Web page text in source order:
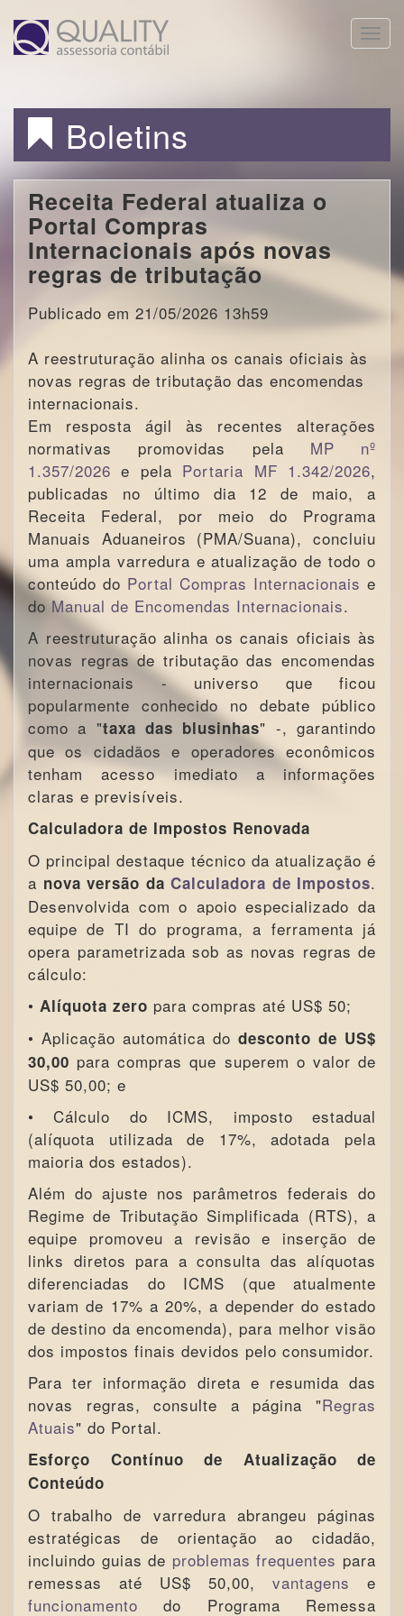
Toggle
Boletins
Receita Federal atualiza o
Portal Compras
Internacionais após novas
regras de tributação
Publicado em 21/05/2026 13h59
A reestruturação alinha os canais oficiais às
novas regras de tributação das encomendas
internacionais.
Em resposta ágil às recentes alterações
normativas promovidas pela MP nº
1.357/2026 e pela Portaria MF 1.342/2026,
publicadas no último dia 12 de maio, a
Receita Federal, por meio do Programa
Manuais Aduaneiros (PMA/Suana), concluiu
uma ampla varredura e atualização de todo o
conteúdo do Portal Compras Internacionais e
doManual de Encomendas Internacionais.
A reestruturação alinha os canais oficiais às
novas regras de tributação das encomendas
internacionais - universo que ficou
popularmente conhecido no debate público
como a "taxa das blusinhas" -, garantindo
que os cidadãos e operadores econômicos
tenham acesso imediato a informações
claras e previsíveis.
Calculadora de Impostos Renovada
O principal destaque técnico da atualização é
a nova versão da Calculadora de Impostos.
Desenvolvida com o apoio especializado da
equipe de TI do programa, a ferramenta já
opera parametrizada sob as novas regras de
cálculo:
• Alíquota zero para compras até US$ 50;
• Aplicação automática do desconto de US$
30,00 para compras que superem o valor de
US$ 50,00; e
• Cálculo do ICMS, imposto estadual
(alíquota utilizada de 17%, adotada pela
maioria dos estados).
Além do ajuste nos parâmetros federais do
Regime de Tributação Simplificada (RTS), a
equipe promoveu a revisão e inserção de
links diretos para a consulta das alíquotas
diferenciadas do ICMS (que atualmente
variam de 17% a 20%, a depender do estado
de destino da encomenda), para melhor visão
dos impostos finais devidos pelo consumidor.
Para ter informação direta e resumida das
novas regras, consulte a página "Regras
Atuais" do Portal.
Esforço Contínuo de Atualização de
Conteúdo
O trabalho de varredura abrangeu páginas
estratégicas de orientação ao cidadão,
incluindo guias de problemas frequentes para
remessas até US$ 50,00, vantagens e
funcionamento do Programa Remessa